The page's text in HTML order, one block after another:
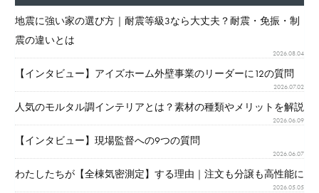
地震に強い家の選び方｜耐震等級3なら大丈夫？耐震・免振・制
震の違いとは
2026.08.04
【インタビュー】アイズホーム外壁事業のリーダーに12の質問
2026.07.02
人気のモルタル調インテリアとは？素材の種類やメリットを解説
2026.06.09
【インタビュー】現場監督への9つの質問
2026.06.07
わたしたちが【全棟気密測定】する理由｜注文も分譲も高性能に
2026.05.05